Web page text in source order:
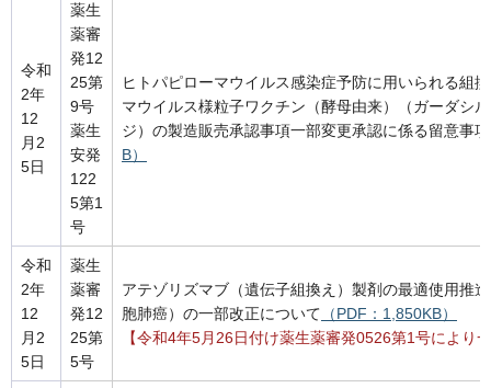
令和
2年
12
月2
5日
薬生
薬審
発12
25第
9号
薬生
安発
122
5第1
号
ヒトパピローマウイルス感染症予防に用いられる組
マウイルス様粒子ワクチン（酵母由来）（ガーダシ
ジ）の製造販売承認事項一部変更承認に係る留意事
B）
令和
2年
12
月2
5日
薬生
薬審
発12
25第
5号
アテゾリズマブ（遺伝子組換え）製剤の最適使用推
胞肺癌）の一部改正について （PDF：1,850KB）
【令和4年5月26日付け薬生薬審発0526第1号により